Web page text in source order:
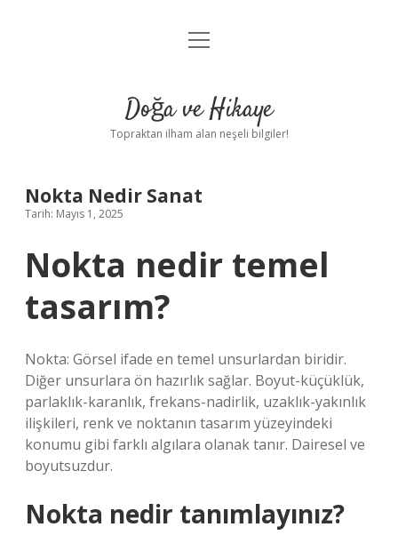
Anasayfa
Yasal Uyarı
menüyü
Doğa ve Hikaye
Topraktan ilham alan neşeli bilgiler!
Nokta Nedir Sanat
Tarih: Mayıs 1, 2025
Nokta nedir temel
tasarım?
Nokta: Görsel ifade en temel unsurlardan biridir.
Diğer unsurlara ön hazırlık sağlar. Boyut-küçüklük,
parlaklık-karanlık, frekans-nadirlik, uzaklık-yakınlık
ilişkileri, renk ve noktanın tasarım yüzeyindeki
konumu gibi farklı algılara olanak tanır. Dairesel ve
boyutsuzdur.
Nokta nedir tanımlayınız?